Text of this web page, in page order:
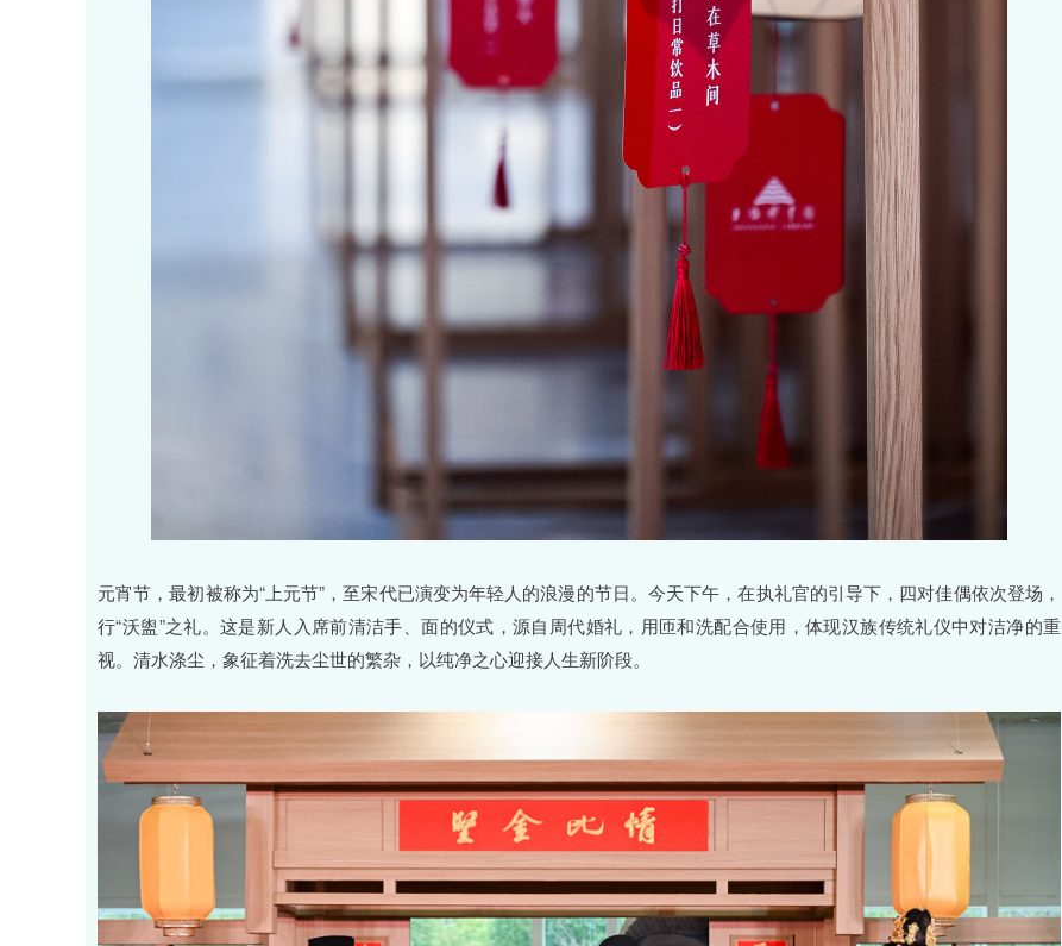
元宵节，最初被称为“上元节”，至宋代已演变为年轻人的浪漫的节日。今天下午，在执礼官的引导下，四对佳偶依次登场，
行“沃盥”之礼。这是新人入席前清洁手、面的仪式，源自周代婚礼，用匝和洗配合使用，体现汉族传统礼仪中对洁净的重
视。清水涤尘，象征着洗去尘世的繁杂，以纯净之心迎接人生新阶段。